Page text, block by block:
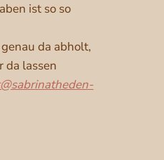
ist so so
da abholt,
da lassen